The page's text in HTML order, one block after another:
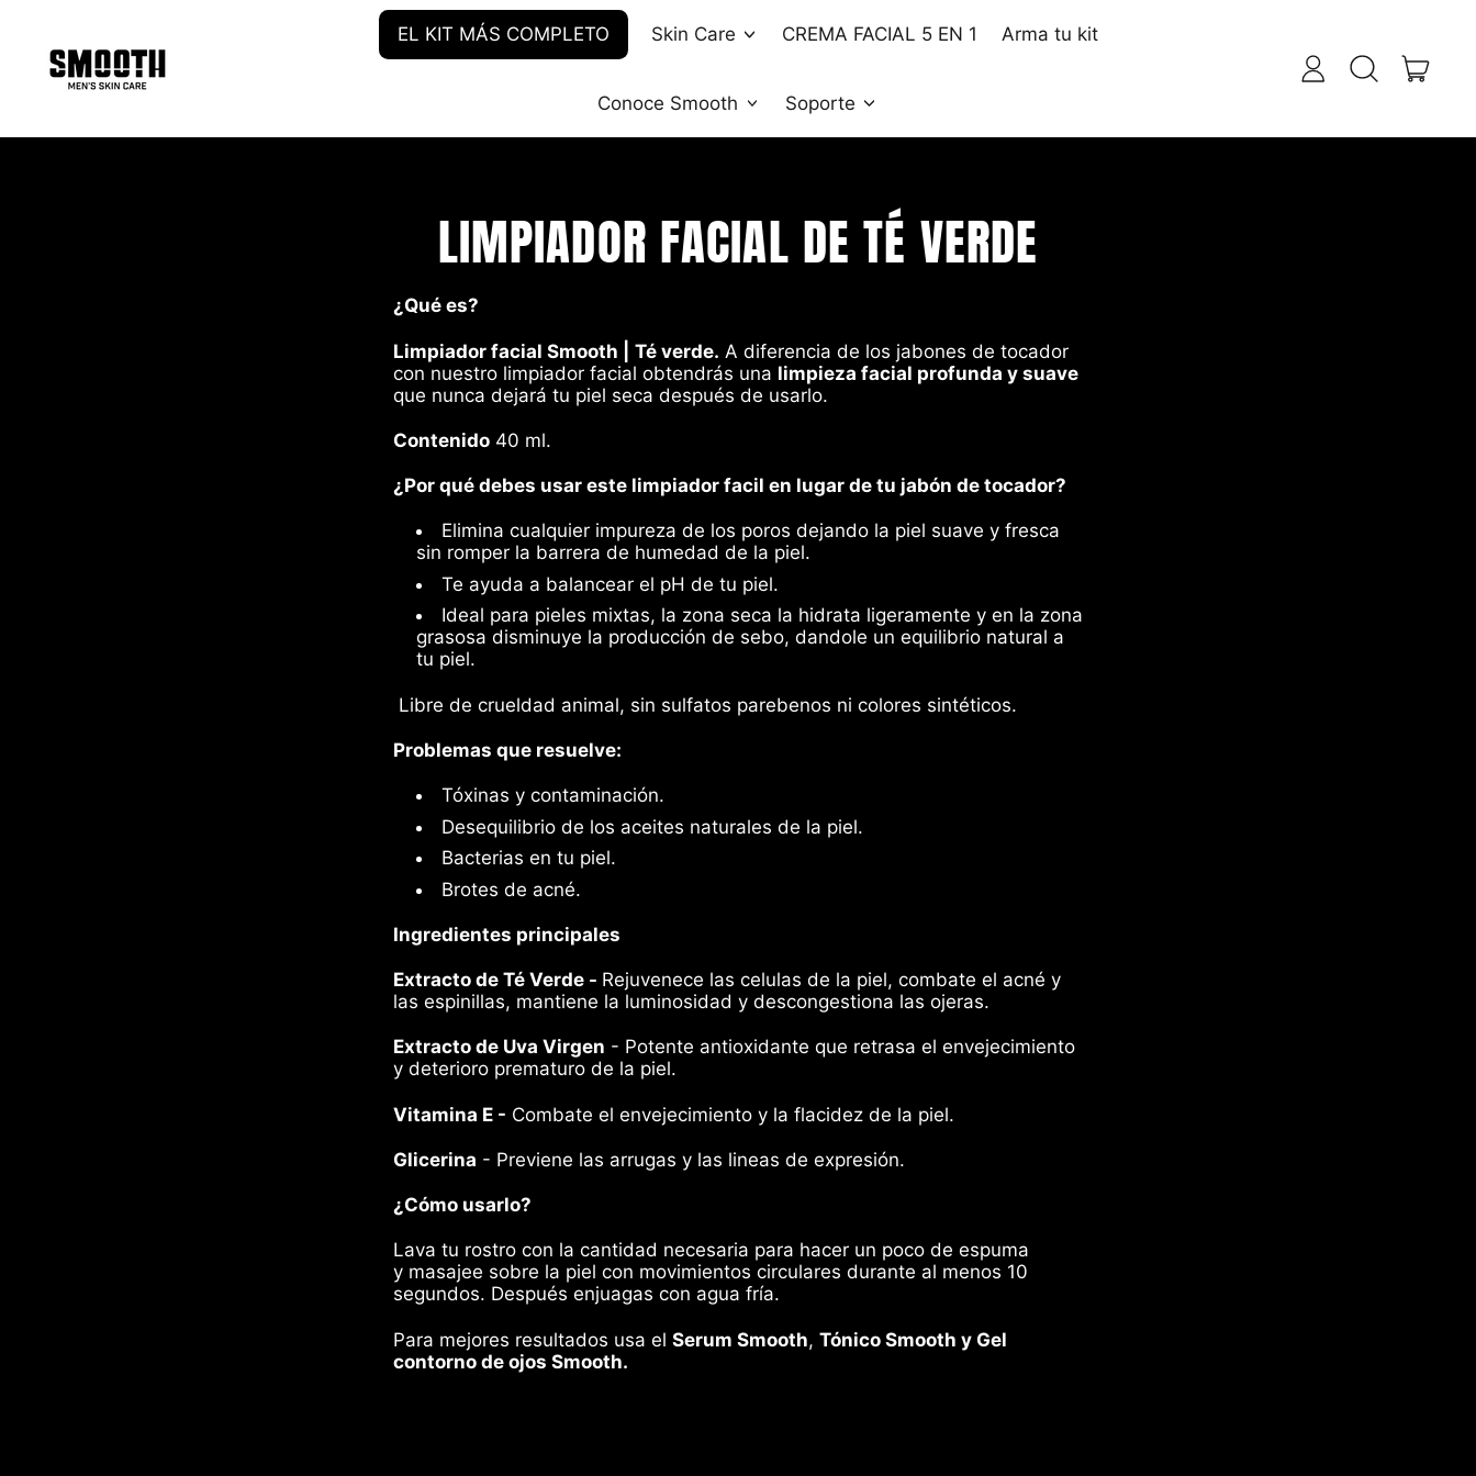
Γ
EL KIT MÁS COMPLETO Skin Care CREMA FACIAL 5 EN 1 Arma tu kit
Conoce Smooth Soporte
Iniciar Buscar
página
LIMPIADOR FACIAL DE TÉ VERDE
¿Qué es?
Limpiador facial Smooth | Té verde. A diferencia de los jabones de tocador
con nuestro limpiador facial obtendrás una limpieza facial profunda y suave
que nunca dejará tu piel seca después de usarlo.
Contenido40 ml.
¿Por qué debes usar este limpiador facil en lugar de tu jabón de tocador?
Elimina cualquier impureza de los poros dejando la piel suave y fresca
sin romper la barrera de humedad de la piel.
Te ayuda a balancear el pH de tu piel.
Ideal para pieles mixtas, la zona seca la hidrata ligeramente y en la zona
grasosa disminuye la producción de sebo, dandole un equilibrio natural a
tu piel.
Libre de crueldad animal, sin sulfatos parebenos ni colores sintéticos.
Problemas que resuelve:
Tóxinas y contaminación.
Desequilibrio de los aceites naturales de la piel.
Bacterias en tu piel.
Brotes de acné.
Ingredientes principales
Extracto de Té Verde - Rejuvenece las celulas de la piel, combate el acné y
las espinillas, mantiene la luminosidad y descongestiona las ojeras.
Extracto de Uva Virgen - Potente antioxidante que retrasa el envejecimiento
y deterioro prematuro de la piel.
Vitamina E - Combate el envejecimiento y la flacidez de la piel.
Glicerina - Previene las arrugas y las lineas de expresión.
¿Cómo usarlo?
Lava tu rostro con la cantidad necesaria para hacer un poco de espuma
y masajee sobre la piel con movimientos circulares durante al menos 10
segundos. Después enjuagas con agua fría.
Para mejores resultados usa el Serum Smooth, Tónico Smooth y Gel
contorno de ojos Smooth.